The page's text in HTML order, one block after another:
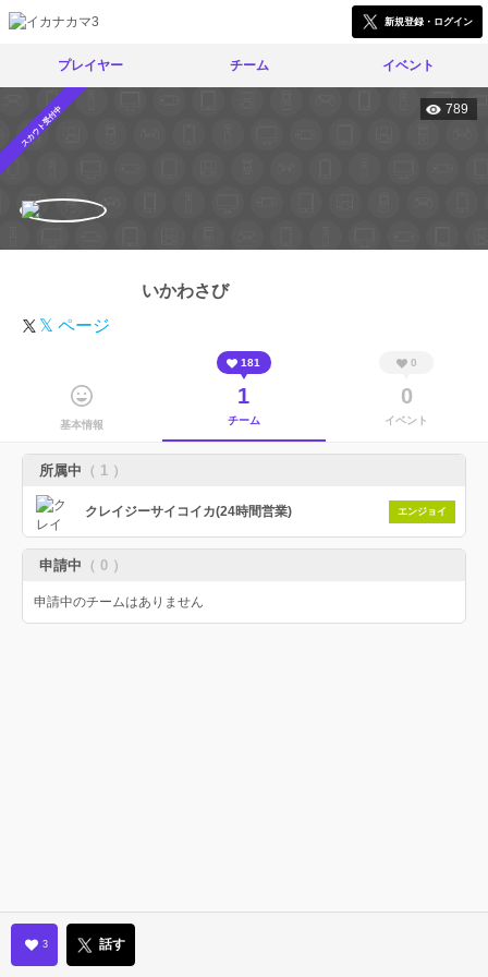
新規登録・ログイン
プレイヤー チーム イベント
スカウト受付中 789
いかわさび
𝕏 ページ
基本情報
181
1
チーム
0
0
イベント
所属中 （ 1 ）
クレイジーサイコイカ(24時間営業) エンジョイ
申請中 （ 0 ）
申請中のチームはありません
3 話す